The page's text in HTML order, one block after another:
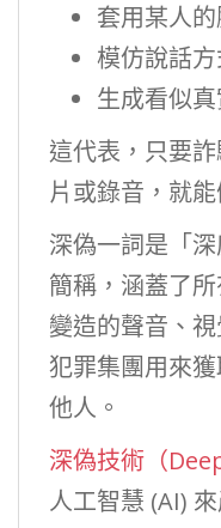
套用某人
模仿說話
生成看似
這代表，只要
片或錄音，就
深偽一詞是「
簡稱，涵蓋了
變造的聲音、
犯罪集團用來
他人。
深偽技術（
人工智慧 (AI)